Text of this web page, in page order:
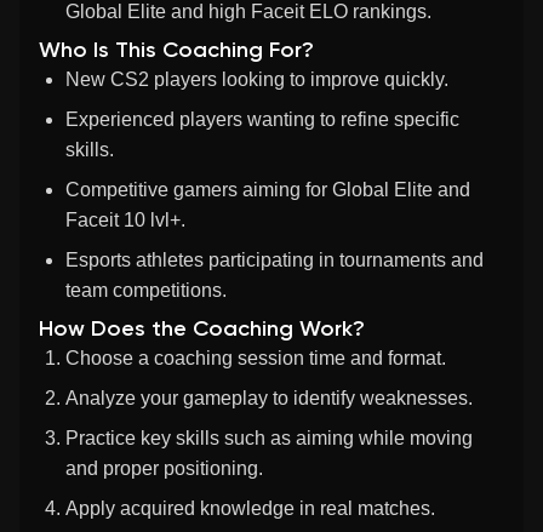
Global Elite and high Faceit ELO rankings.
Who Is This Coaching For?
New CS2 players looking to improve quickly.
Experienced players wanting to refine specific
skills.
Competitive gamers aiming for Global Elite and
Faceit 10 lvl+.
Esports athletes participating in tournaments and
team competitions.
How Does the Coaching Work?
Choose a coaching session time and format.
Analyze your gameplay to identify weaknesses.
Practice key skills such as aiming while moving
and proper positioning.
Apply acquired knowledge in real matches.